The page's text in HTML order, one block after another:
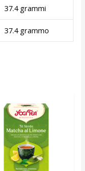
37.4 grammi
37.4 grammo